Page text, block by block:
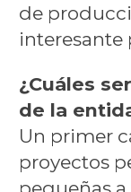
de
interesante
¿Cuáles
de la
Un primer
proyectos